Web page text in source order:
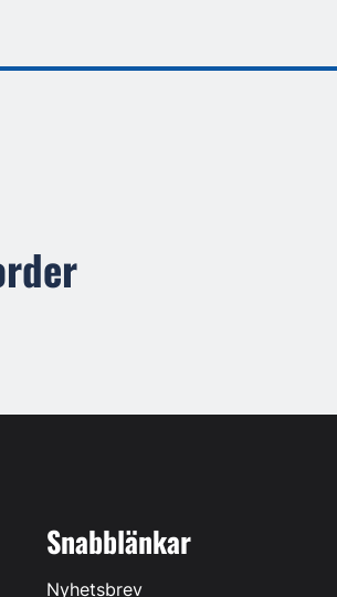
Snabblänkar
Nyhetsbrev